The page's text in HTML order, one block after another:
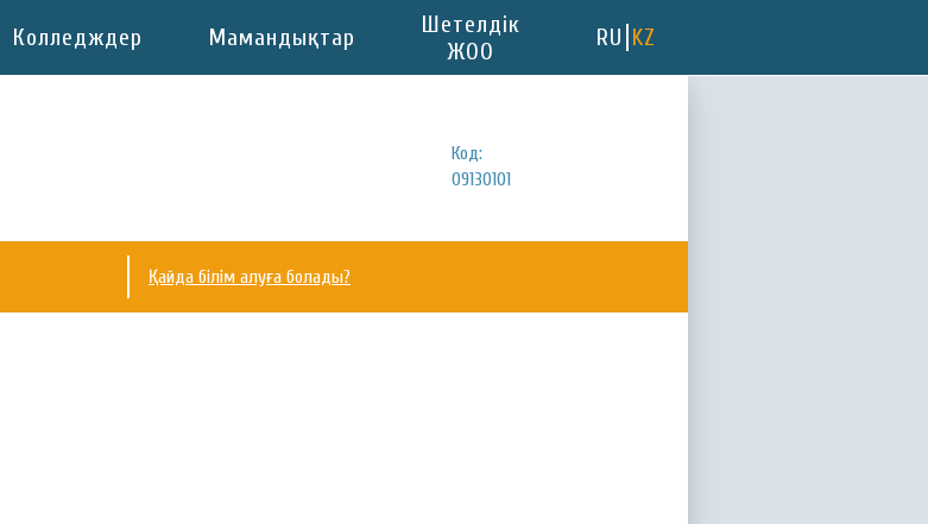
Колледждер Мамандықтар
Шетелдік
ЖОО
RU KZ
Код:
09130101
Қайда білім алуға болады?